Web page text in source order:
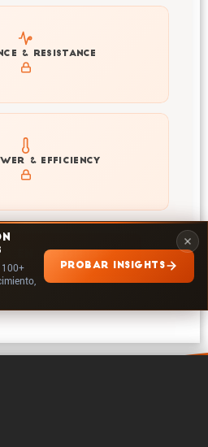
100+
PROBAR INSIGHTS
& RESISTANCE
and DCIR (SOC, T) of
NCR18650-B
& EFFICIENCY
and cell efficiency at different
powers of NCR18650-B
EN INSIGHTS